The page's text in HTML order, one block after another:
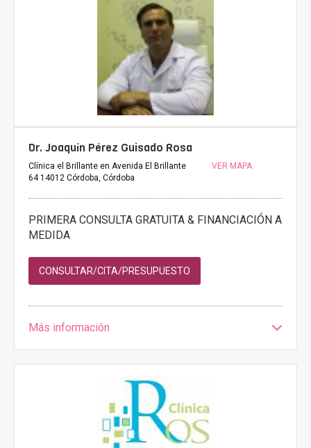
Dr. Joaquín Pérez Guisado Rosa
Clínica el Brillante en Avenida El Brillante
64 14012 Córdoba, Córdoba
VER MAPA
PRIMERA CONSULTA GRATUITA & FINANCIACIÓN A
MEDIDA
CONSULTAR/CITA/PRESUPUESTO
Más información